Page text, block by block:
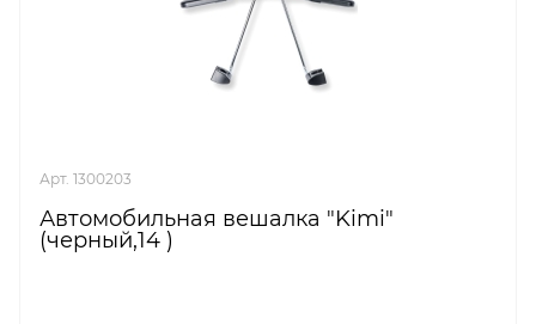
Арт. 1300203
Автомобильная вешалка "Kimi"
(черный,14 )